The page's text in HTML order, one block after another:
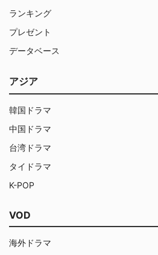
ランキング
プレゼント
データベース
アジア
韓国ドラマ
中国ドラマ
台湾ドラマ
タイドラマ
K-POP
VOD
海外ドラマ